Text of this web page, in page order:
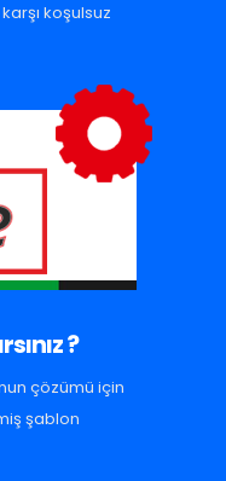
koşulsuz
?
çözümü için
şablon